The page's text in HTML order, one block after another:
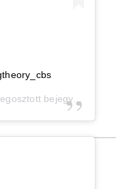
bejegyzés,